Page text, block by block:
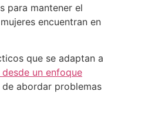
para mantener el
encuentran en
que se adaptan a
un enfoque
abordar problemas